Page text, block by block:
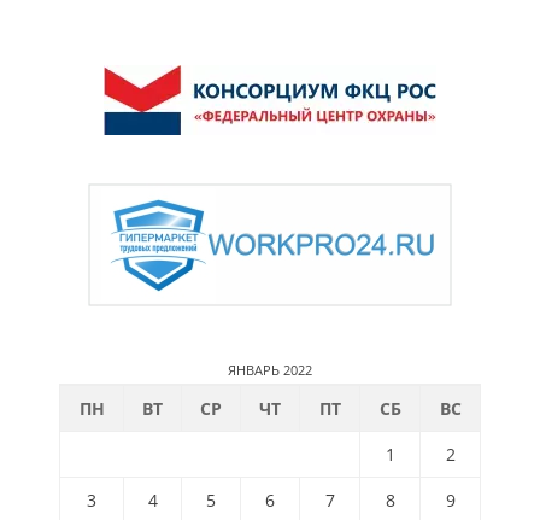
ЯНВАРЬ 2022
ПН ВТ СР ЧТ ПТ СБ
ВС
1
2
3
4 5 6 7 8
9